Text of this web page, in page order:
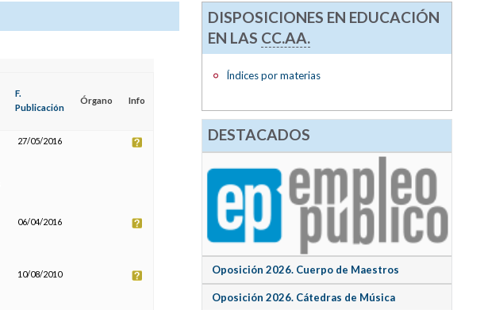
F.
Publicación
Órgano Info
27/05/2016
06/04/2016
10/08/2010
DISPOSICIONES EN EDUCACIÓN
EN LAS CC.AA.
Índices por materias
DESTACADOS
Oposición 2026. Cuerpo de Maestros
Oposición 2026. Cátedras de Música